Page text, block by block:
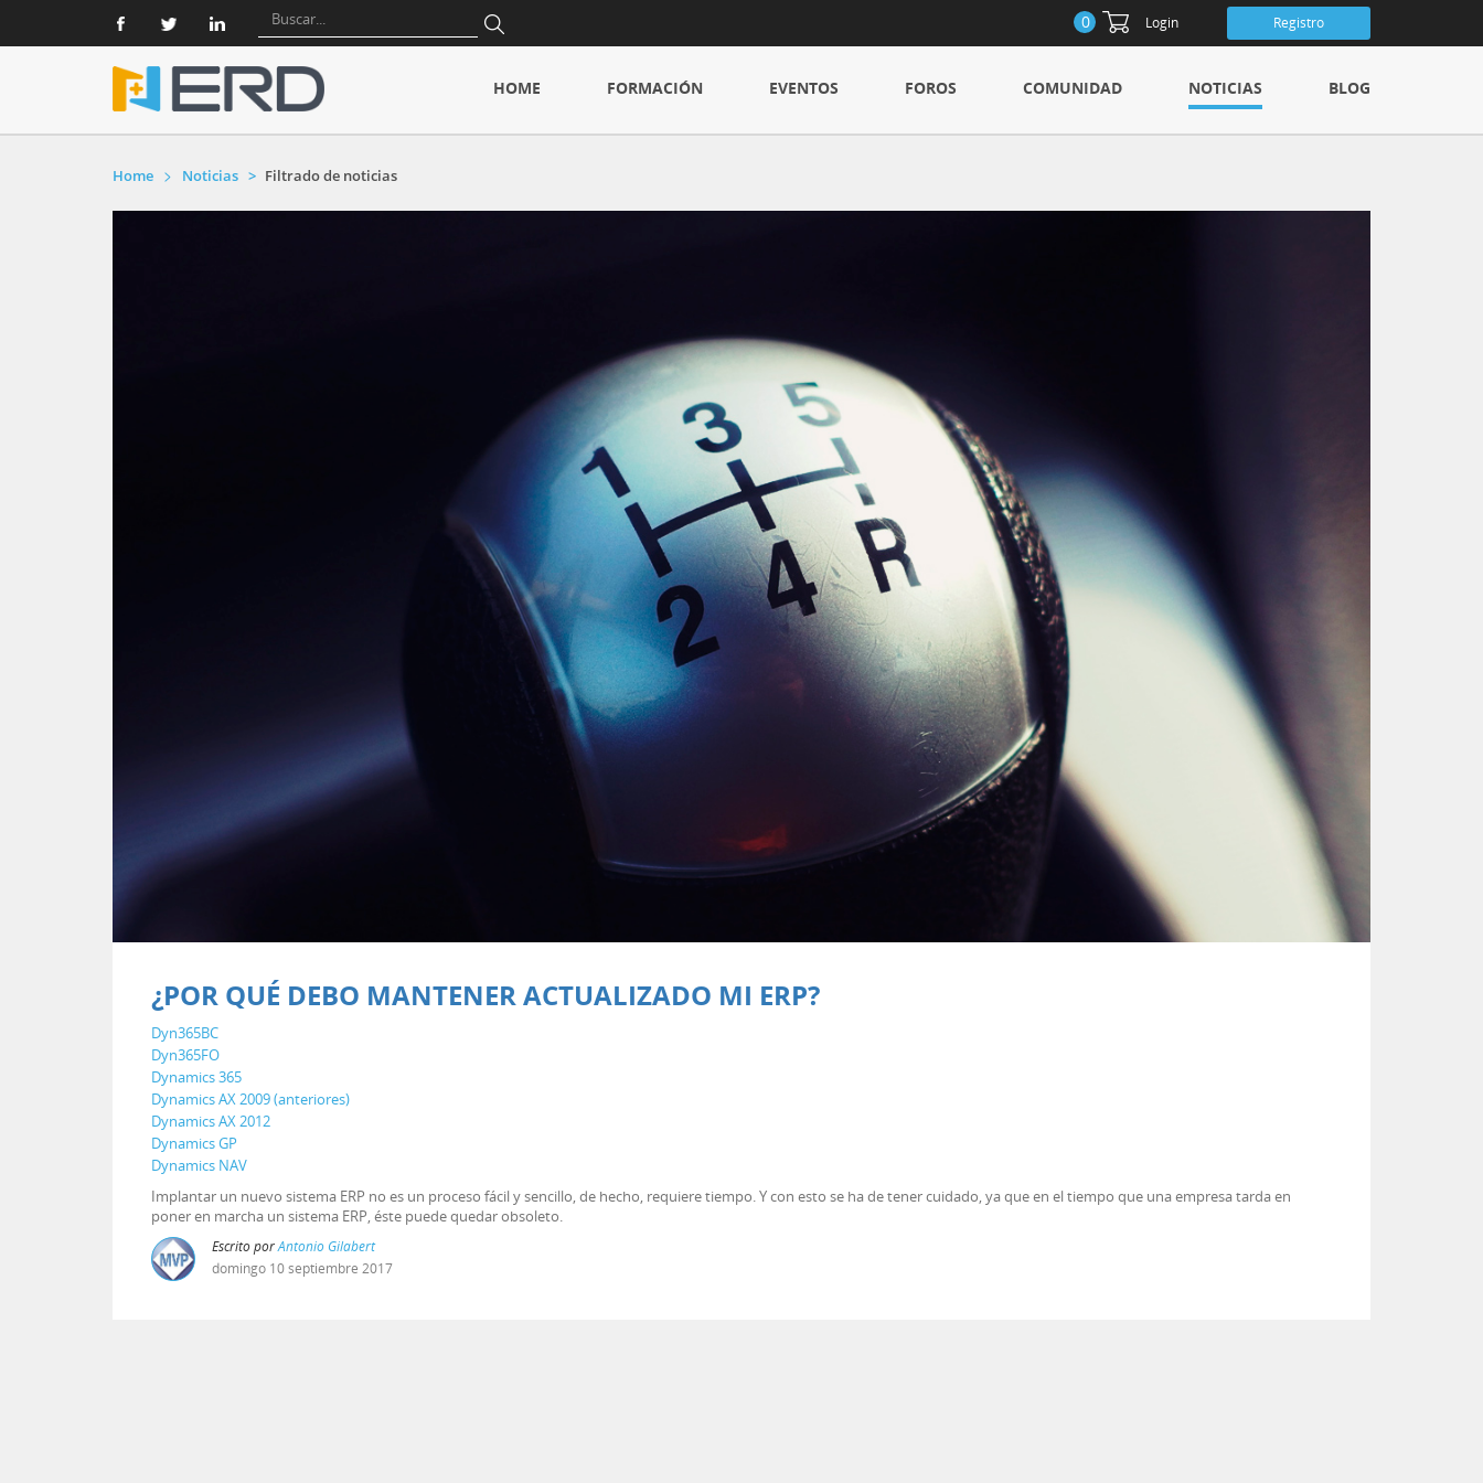
0 Login Registro
HOME FORMACIÓN EVENTOS FOROS COMUNIDAD NOTICIAS BLOG
Home Noticias Filtrado de noticias
¿POR QUÉ DEBO MANTENER ACTUALIZADO MI ERP?
Dyn365BC
Dyn365FO
Dynamics 365
Dynamics AX 2009 (anteriores)
Dynamics AX 2012
Dynamics GP
Dynamics NAV
Implantar un nuevo sistema ERP no es un proceso fácil y sencillo, de hecho, requiere tiempo. Y con esto se ha de tener cuidado, ya que en el tiempo que una empresa tarda en
poner en marcha un sistema ERP, éste puede quedar obsoleto.
Escrito porAntonio Gilabert
domingo 10septiembre 2017